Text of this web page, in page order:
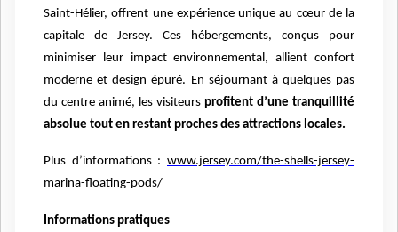
Saint-Hélier, offrent une expérience unique au cœur de la
capitale de Jersey. Ces hébergements, conçus pour
minimiser leur impact environnemental, allient confort
moderne et design épuré. En séjournant à quelques pas
du centre animé, les visiteurs profitent d’une tranquillité
absolue tout en restant proches des attractions locales.
Plus d’informations : www.jersey.com/the-shells-jersey-
marina-floating-pods/
Informations pratiques